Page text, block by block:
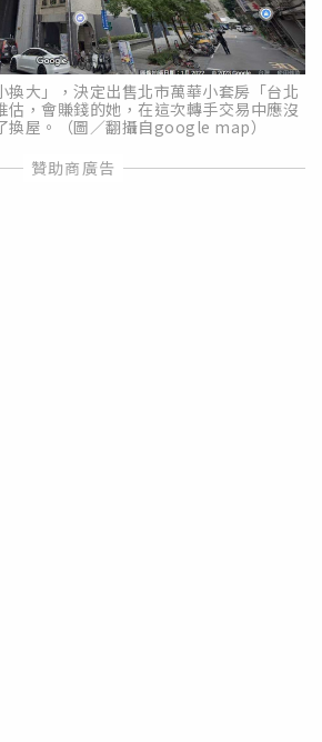
換大」，決定出售北市萬華小套房「台北
估，會賺錢的她，在這次轉手交易中應沒
換屋。（圖／翻攝自google map）